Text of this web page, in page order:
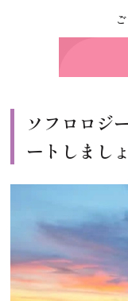
ソフロロジ
ートしまし